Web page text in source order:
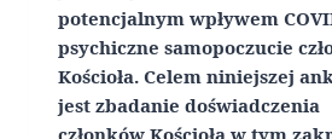
potencjalnym wpływem
psychiczne samopoczucie
Kościoła. Celem niniejszej
jest zbadanie doświadczenia
członków Kościoła w tym